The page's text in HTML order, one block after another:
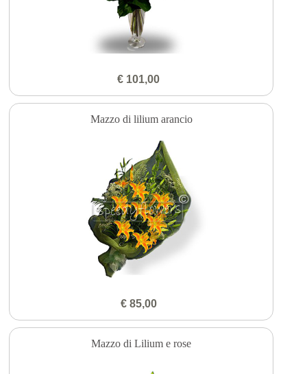
€ 101,00
Mazzo di lilium arancio
€ 85,00
Mazzo di Lilium e rose